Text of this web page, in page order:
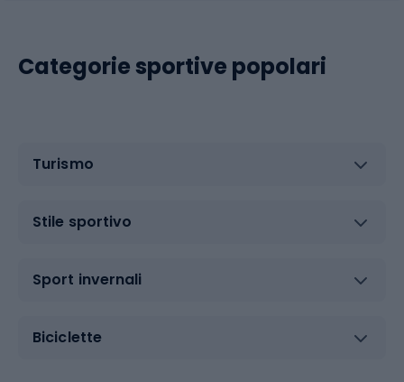
Categorie sportive popolari
Turismo
Stile sportivo
Sport invernali
Biciclette